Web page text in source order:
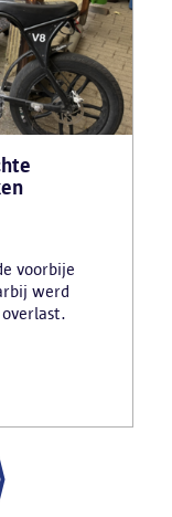
uit het
voorbije
werd